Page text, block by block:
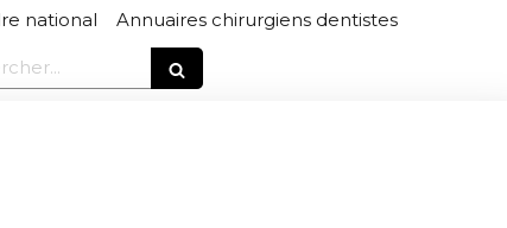
national
Annuaires chirurgiens dentistes